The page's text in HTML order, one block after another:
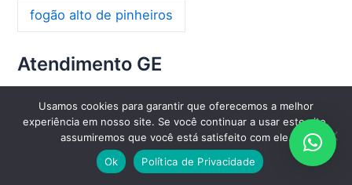
fogão alto de pinheiros
Atendimento GE
Atendemos de Segunda a Sexta-feira das 08:00 as 18:00
Residências,Comércios,Restaurantes
,
Industriase Empresasem todo oBrasil , com
Usamos cookies para garantir que oferecemos a melhor
experiência em nosso site. Se você continuar a usar este site,
assumiremos que você está satisfeito com ele.
Ok
Política de Privacidade